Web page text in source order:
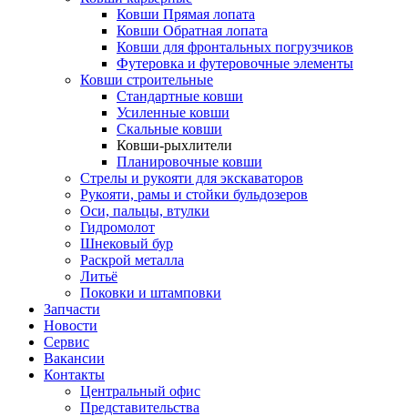
Ковши Прямая лопата
Ковши Обратная лопата
Ковши для фронтальных погрузчиков
Футеровка и футеровочные элементы
Ковши строительные
Стандартные ковши
Усиленные ковши
Скальные ковши
Ковши-рыхлители
Планировочные ковши
Стрелы и рукояти для экскаваторов
Рукояти, рамы и стойки бульдозеров
Оси, пальцы, втулки
Гидромолот
Шнековый бур
Раскрой металла
Литьё
Поковки и штамповки
Запчасти
Новости
Сервис
Вакансии
Контакты
Центральный офис
Представительства